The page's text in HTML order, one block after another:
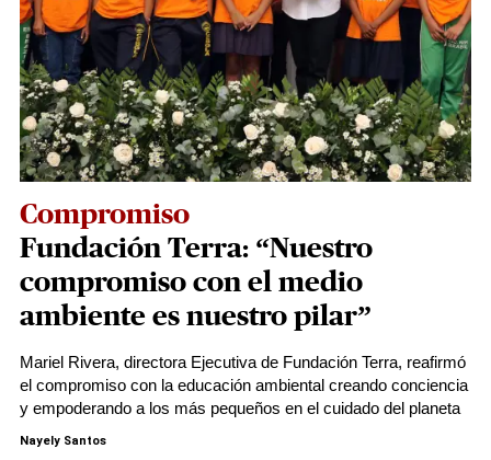
Compromiso
Fundación Terra: “Nuestro
compromiso con el medio
ambiente es nuestro pilar”
Mariel Rivera, directora Ejecutiva de Fundación Terra, reafirmó
el compromiso con la educación ambiental creando conciencia
y empoderando a los más pequeños en el cuidado del planeta
Nayely Santos